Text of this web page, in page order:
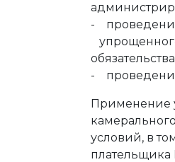
-
- проведение
Применение
условий, в
плательщика